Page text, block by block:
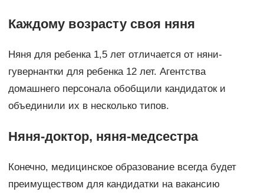
Каждому возрасту своя няня
Няня для ребенка 1,5 лет отличается от няни-
гувернантки для ребенка 12 лет. Агентства
домашнего персонала обобщили кандидаток и
объединили их в несколько типов.
Няня-доктор, няня-медсестра
Конечно, медицинское образование всегда будет
преимуществом для кандидатки на вакансию